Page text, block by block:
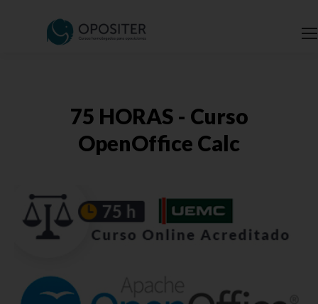
75 HORAS - Curso
OpenOffice Calc